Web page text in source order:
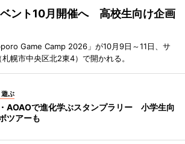
ント10月開催へ 高校生向け企画
Game Camp 2026」が10月9日～11日、サ
幌市中央区北2東4）で開かれる。
遊ぶ
AOAOで進化学ぶスタンプラリー 小学生向
ツアーも